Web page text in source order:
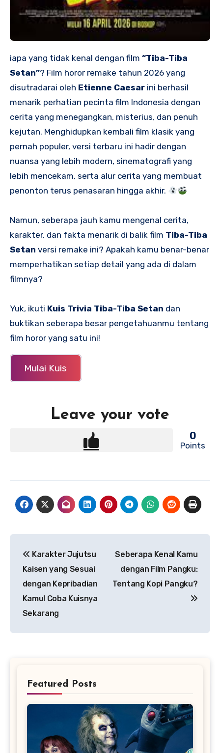
iapa yang tidak kenal dengan film “Tiba-Tiba
Setan”? Film horor remake tahun 2026 yang
disutradarai oleh Etienne Caesar ini berhasil
menarik perhatian pecinta film Indonesia dengan
cerita yang menegangkan, misterius, dan penuh
kejutan. Menghidupkan kembali film klasik yang
pernah populer, versi terbaru ini hadir dengan
nuansa yang lebih modern, sinematografi yang
lebih mencekam, serta alur cerita yang membuat
penonton terus penasaran hingga akhir.
Namun, seberapa jauh kamu mengenal cerita,
karakter, dan fakta menarik di balik film Tiba-Tiba
Setan versi remake ini? Apakah kamu benar-benar
memperhatikan setiap detail yang ada di dalam
filmnya?
Yuk, ikuti Kuis Trivia Tiba-Tiba Setan dan
buktikan seberapa besar pengetahuanmu tentang
film horor yang satu ini!
Mulai Kuis
Leave your vote
0
Points
pos
Karakter Jujutsu
Kaisen yang Sesuai
dengan Kepribadian
Kamu! Coba Kuisnya
Sekarang
Seberapa Kenal Kamu
dengan Film Pangku:
Tentang Kopi Pangku?
Featured Posts